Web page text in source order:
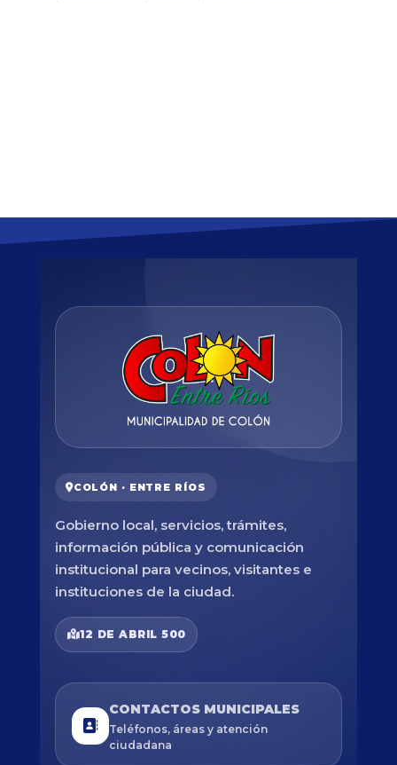
COLÓN · ENTRE RÍOS
Gobierno local, servicios, trámites,
información pública y comunicación
institucional para vecinos, visitantes e
instituciones de la ciudad.
12 DE ABRIL 500
CONTACTOS MUNICIPALES
Teléfonos, áreas y atención
ciudadana